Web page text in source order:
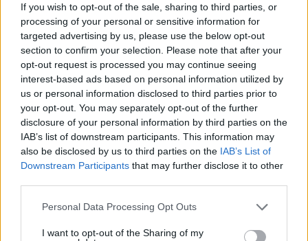
If you wish to opt-out of the sale, sharing to third parties, or
processing of your personal or sensitive information for
targeted advertising by us, please use the below opt-out
section to confirm your selection. Please note that after your
opt-out request is processed you may continue seeing
interest-based ads based on personal information utilized by
us or personal information disclosed to third parties prior to
your opt-out. You may separately opt-out of the further
disclosure of your personal information by third parties on the
IAB’s list of downstream participants. This information may
also be disclosed by us to third parties on the IAB’s List of
Downstream Participants that may further disclose it to other
Please note that this website/app uses one or more Google
not limited to your visit or usage behaviour. You may click to
Personal Data Processing Opt Outs
I want to opt-out of the Sharing of my
Ασθενής ξυλοκόπησε νοσηλεύτρια στα Επείγοντα
του Ερυθρού Σταυρού, την άρπαξε από τα μαλλιά